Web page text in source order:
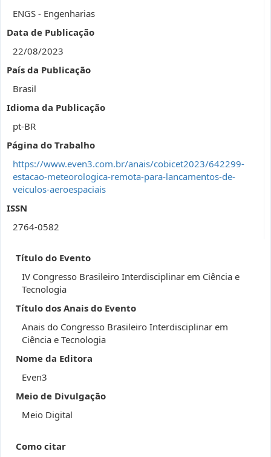
ENGS - Engenharias
Data de Publicação
22/08/2023
País da Publicação
Brasil
Idioma da Publicação
pt-BR
Página do Trabalho
https://www.even3.com.br/anais/cobicet2023/642299-
estacao-meteorologica-remota-para-lancamentos-de-
veiculos-aeroespaciais
ISSN
2764-0582
Título do Evento
IV Congresso Brasileiro Interdisciplinar em Ciência e
Tecnologia
Título dos Anais do Evento
Anais do Congresso Brasileiro Interdisciplinar em
Ciência e Tecnologia
Nome da Editora
Even3
Meio de Divulgação
Meio Digital
Como citar